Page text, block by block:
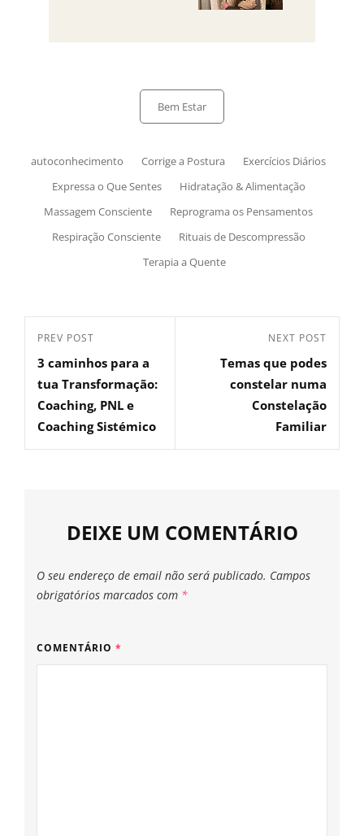
Bem Estar
autoconhecimento Corrige a Postura
Exercícios Diários
Expressa o Que Sentes
Hidratação & Alimentação
Massagem Consciente
Reprograma os Pensamentos
Respiração Consciente
Rituais de Descompressão
Terapia a Quente
PREV POST
3 caminhos para a
tua Transformação:
Coaching, PNL e
Coaching Sistémico
NEXT POST
Temas que podes
constelar numa
Constelação
Familiar
DEIXE UM COMENTÁRIO
O seu endereço de email não será publicado. Campos
obrigatórios marcados com *
COMENTÁRIO *